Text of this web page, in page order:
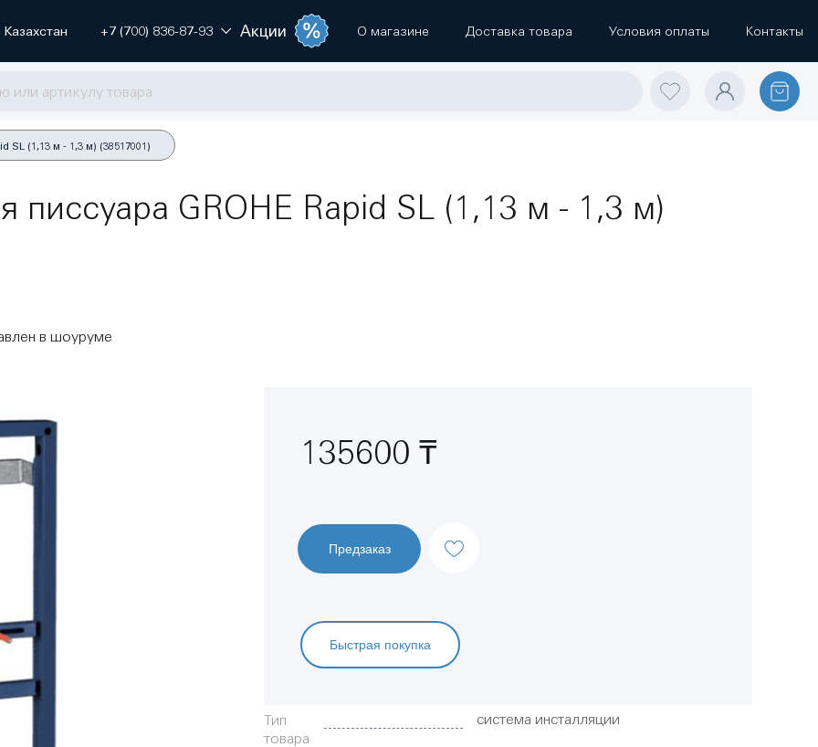
Казахстан +7 (700) 836-87-93 Акции О магазине Доставка товара Условия оплаты Контакты
SL (1,13 м - 1,3 м) (38517001)
писсуара GROHE Rapid SL (1,13 м - 1,3 м)
в шоуруме
135600 ₸
Предзаказ
Быстрая покупка
Характеристики
Тип
товара
система инсталляции